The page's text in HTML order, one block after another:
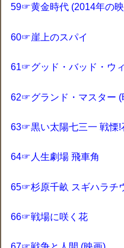
59☞黄金時代 (2014年の
60☞崖上のスパイ
61☞グッド・バッド・ウ
62☞グランド・マスター (
63☞黒い太陽七三一 戦慄!
64☞人生劇場 飛車角
65☞杉原千畝 スギハラチ
66☞戦場に咲く花